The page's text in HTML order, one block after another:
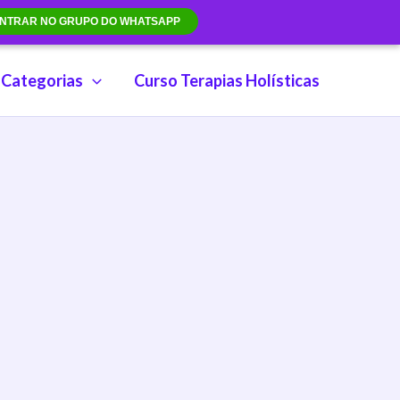
NO GRUPO DO WHATSAPP
Categorias Curso Terapias Holísticas